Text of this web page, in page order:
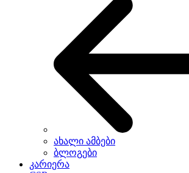
ახალი ამბები
ბლოგები
კარიერა